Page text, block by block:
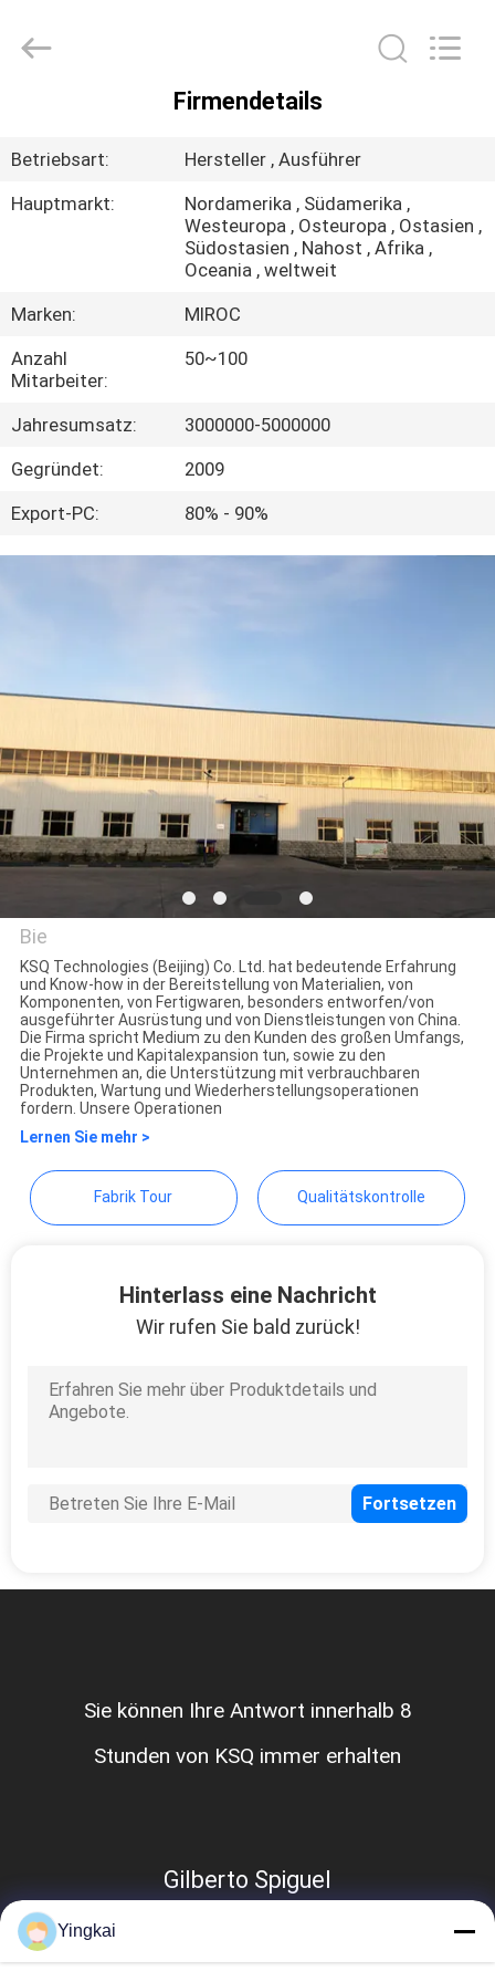
PRODUKTE
FABRIK-
QUALITÄTSKONTROLLE
TRETEN
IN
FORDERN
SIE EIN
ZITAT
SITEMAP
PRIVACY
POLICY
Firmendetails
Betriebsart:
Hersteller , Ausführer
Hauptmarkt:
Nordamerika , Südamerika ,
Westeuropa , Osteuropa , Ostasien ,
Südostasien , Nahost , Afrika ,
Oceania , weltweit
Marken:
MIROC
Anzahl
Mitarbeiter:
50~100
Jahresumsatz:
3000000-5000000
Gegründet:
2009
Export-PC:
80% - 90%
KSQ Technologies (Beijing)
Co. Ltd
Bie
KSQ Technologies (Beijing) Co. Ltd. hat bedeutende Erfahrung
und Know-how in der Bereitstellung von Materialien, von
Komponenten, von Fertigwaren, besonders entworfen/von
ausgeführter Ausrüstung und von Dienstleistungen von China.
Die Firma spricht Medium zu den Kunden des großen Umfangs,
die Projekte und Kapitalexpansion tun, sowie zu den
Unternehmen an, die Unterstützung mit verbrauchbaren
Produkten, Wartung und Wiederherstellungsoperationen
fordern. Unsere Operationen
Lernen Sie mehr >
Fabrik Tour Qualitätskontrolle
Hinterlass eine Nachricht
Wir rufen Sie bald zurück!
Sie können Ihre Antwort innerhalb 8
Stunden von KSQ immer erhalten
Gilberto Spiguel
Yingkai